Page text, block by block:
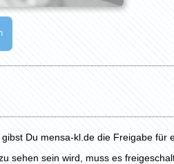
Du mensa-kl.de die Freigabe für
sehen sein wird, muss es